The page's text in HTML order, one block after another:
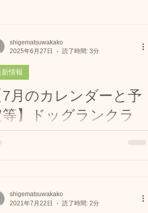
報告 おやつ販売
ご連絡
7月のカレンダーと予
等】ドッグランクラ
島観音ナイター営
らせ
🐾✨ ジリジリと暑くなってきました
💦そんな夏でも、ワンちゃんたちに楽
新情報
shigematsuwakako
2025年6月27日
読了時間: 3分
shigematsuwakako
2021年7月22日
読了時間: 2分